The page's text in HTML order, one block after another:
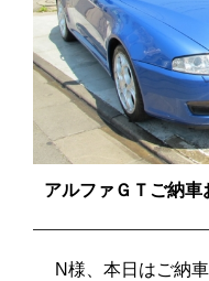
アルファＧＴご納
N様、本日はご納